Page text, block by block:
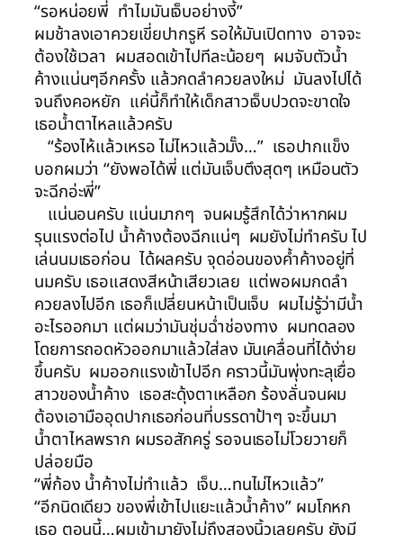
“รอหน่อยพี่ ทำไมมันเจ็บอย่างงี้”
ผมช้าลงเอาควยเขี่ยปากรูหี รอให้มันเปิดทาง อาจจะ
ต้องใช้เวลา ผมสอดเข้าไปทีละน้อยๆ ผมจับตัวน้ำ
ค้างแน่นๆอีกครั้ง แล้วกดลำควยลงใหม่ มันลงไปได้
จนถึงคอหยัก แค่นี้ก็ทำให้เด็กสาวเจ็บปวดจะขาดใจ
เธอน้ำตาไหลแล้วครับ
“ร้องไห้แล้วเหรอ ไม่ไหวแล้วมั๊ง…” เธอปากแข็ง
บอกผมว่า “ยังพอได้พี่ แต่มันเจ็บตึงสุดๆ เหมือนตัว
จะฉีกอ่ะพี่”
แน่นอนครับ แน่นมากๆ จนผมรู้สึกได้ว่าหากผม
รุนแรงต่อไป น้ำค้างต้องฉีกแน่ๆ ผมยังไม่ทำครับ ไป
เล่นนมเธอก่อน ได้ผลครับ จุดอ่อนของค้ำค้างอยู่ที่
นมครับ เธอแสดงสีหน้าเสียวเลย แต่พอผมกดลำ
ควยลงไปอีก เธอก็เปลี่ยนหน้าเป็นเจ็บ ผมไม่รู้ว่ามีน้ำ
อะไรออกมา แต่ผมว่ามันชุ่มฉ่ำช่องทาง ผมทดลอง
โดยการถอดหัวออกมาแล้วใส่ลง มันเคลื่อนที่ได้ง่าย
ขึ้นครับ ผมออกแรงเข้าไปอีก คราวนี้มันพุ่งทะลุเยื่อ
สาวของน้ำค้าง เธอสะดุ้งตาเหลือก ร้องลั่นจนผม
ต้องเอามืออุดปากเธอก่อนที่บรรดาป้าๆ จะขึ้นมา
น้ำตาไหลพราก ผมรอสักครู่ รอจนเธอไม่โวยวายก็
ปล่อยมือ
“พี่ก้อง น้ำค้างไม่ทำแล้ว เจ็บ…ทนไม่ไหวแล้ว”
“อีกนิดเดียว ของพี่เข้าไปแยะแล้วน้ำค้าง” ผมโกหก
เธอ ตอนนี้…ผมเข้ามายังไม่ถึงสองนิ้วเลยครับ ยังมี